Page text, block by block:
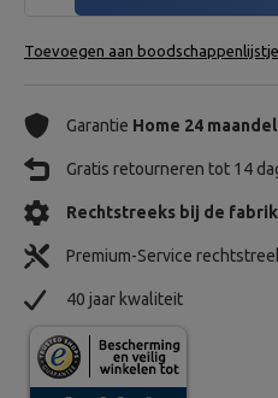
Toevoegen aan boodschappenlijstje
Garantie Home 24
Gratis retourneren tot 14
Rechtstreeks bij de
Premium-Service
40 jaar kwaliteit